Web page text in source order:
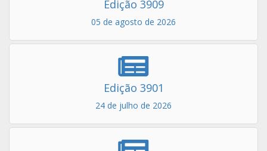
05 de agosto de 2026
Edição 3901
24 de julho de 2026